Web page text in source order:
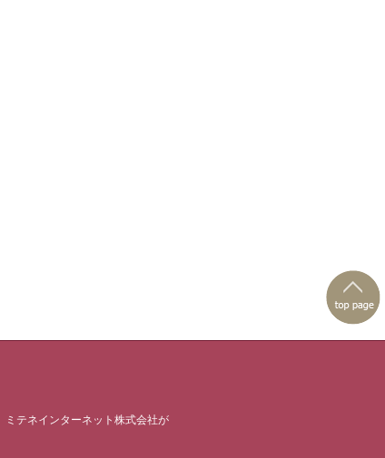
ミテネインターネット株式会社が